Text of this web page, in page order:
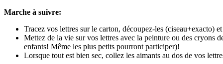
Marche à suivre:
Tracez vos lettres sur le carton, découpez-les
Mettez de la vie sur vos lettres avec la peinture ou des cryons
enfants! Même les plus petits pourront participer)!
Lorsque tout est bien sec, collez les aimants au dos de vos